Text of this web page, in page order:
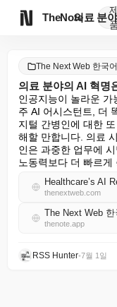
TheNote
제
The Next Web 한국어
의료 분야의 AI 혁명
인공지능이 놀라운 가
주 AI 어시스턴트, 더
지털 간병인에 대한
해할 만합니다. 의료
인은 과중한 업무에
노동력보다 더 빠르
thenextweb.com
The Next Web
thenote.app
RSS Hunter•7월 1일